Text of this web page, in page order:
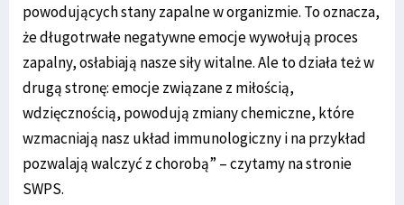
powodujących stany zapalne w organizmie. To oznacza,
że długotrwałe negatywne emocje wywołują proces
zapalny, osłabiają nasze siły witalne. Ale to działa też w
drugą stronę: emocje związane z miłością,
wdzięcznością, powodują zmiany chemiczne, które
wzmacniają nasz układ immunologiczny i na przykład
pozwalają walczyć z chorobą” – czytamy na stronie
SWPS.